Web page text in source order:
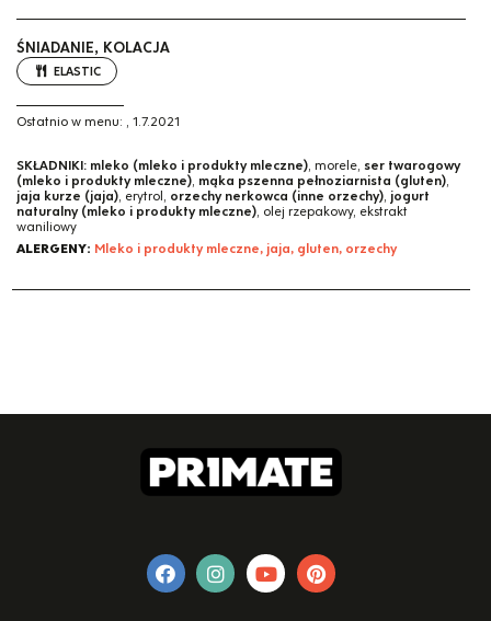
ŚNIADANIE, KOLACJA
ELASTIC
Ostatnio w menu: , 1.7.2021
SKŁADNIKI: mleko (mleko i produkty mleczne), morele, ser twarogowy
(mleko i produkty mleczne), mąka pszenna pełnoziarnista (gluten),
jaja kurze (jaja), erytrol, orzechy nerkowca (inne orzechy), jogurt
naturalny (mleko i produkty mleczne), olej rzepakowy, ekstrakt
waniliowy
ALERGENY: Mleko i produkty mleczne, jaja, gluten, orzechy